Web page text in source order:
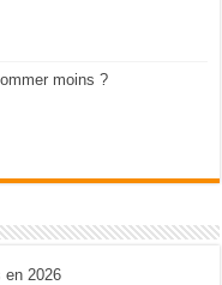
moins ?
en 2026